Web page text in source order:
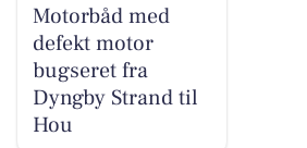
Motorbåd med
defekt motor
bugseret fra
Dyngby Strand til
Hou